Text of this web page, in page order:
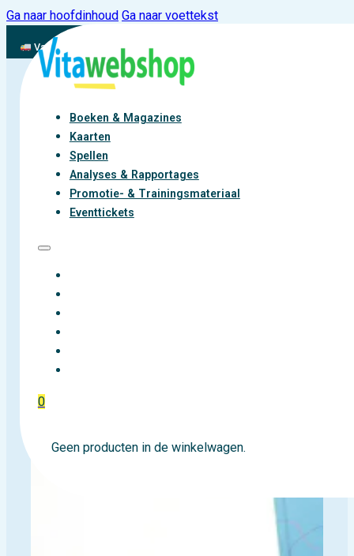
Ga naar hoofdinhoud Ga naar voettekst
Vandaag besteld, binnen 2-3 werkdagen aan de slag met vitaliteit
Boeken & Magazines
Kaarten
Spellen
Analyses & Rapportages
Promotie- & Trainingsmateriaal
Eventtickets
0
Geen producten in de winkelwagen.